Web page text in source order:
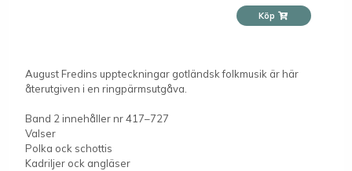
Köp
August Fredins uppteckningar gotländsk folkmusik är här
återutgiven i en ringpärmsutgåva.
Band 2 innehåller nr 417–727
Valser
Polka ock schottis
Kadriljer ock angläser